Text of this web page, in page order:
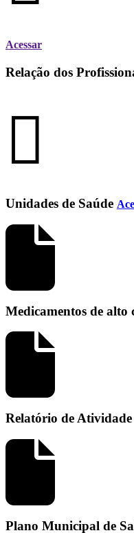
Acessar
Relação dos
Unidades de Saúde
Medicamentos de alto
Relatório de Atividade
Plano Municipal de